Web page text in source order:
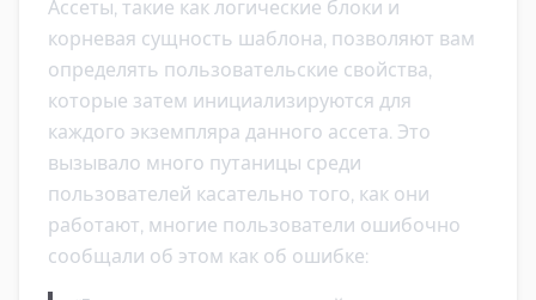
Ассеты, такие как логические блоки и
корневая сущность шаблона, позволяют вам
определять пользовательские свойства,
которые затем инициализируются для
каждого экземпляра данного ассета. Это
вызывало много путаницы среди
пользователей касательно того, как они
работают, многие пользователи ошибочно
сообщали об этом как об ошибке: